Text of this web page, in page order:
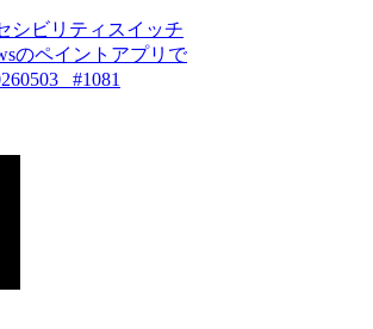
シビリティスイッチ
のペイントアプリで
#1081